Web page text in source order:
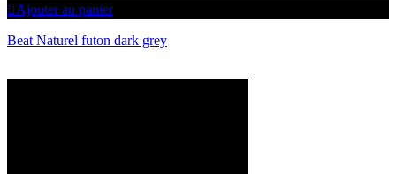
Ajouter au panier
Beat Naturel futon dark grey